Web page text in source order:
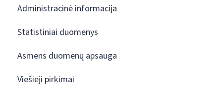
Administracinė informacija
Statistiniai duomenys
Asmens duomenų apsauga
Viešieji pirkimai